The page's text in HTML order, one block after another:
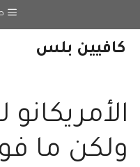
المحتوى
كافيين بلس
الأمريكانو
ولكن ما